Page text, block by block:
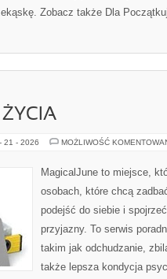
Zobacz także Dla
21 - 2026 MOŻLIWOŚĆ
MagicalJune to miejsce,
osobach, które chcą
podejść do siebie i
przyjazny. To serwis
takim jak odchudzanie,
także lepsza kondycja